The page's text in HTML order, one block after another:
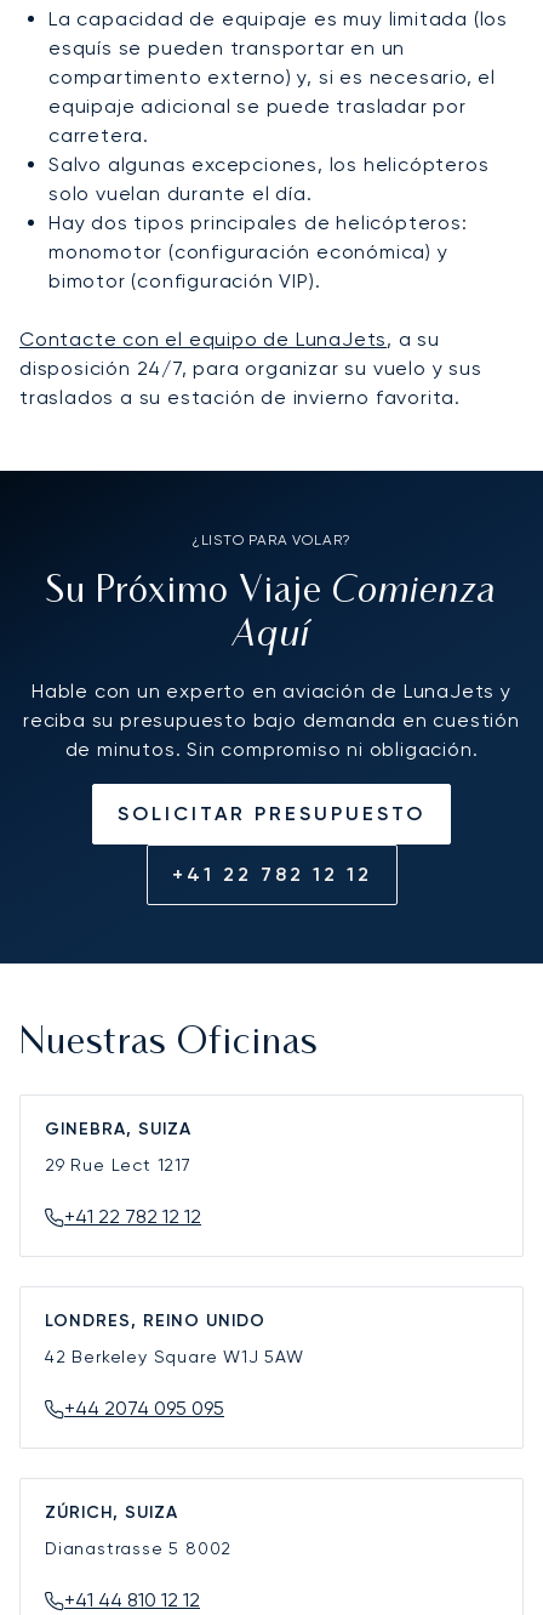
La capacidad de equipaje es muy limitada (los
esquís se pueden transportar en un
compartimento externo) y, si es necesario, el
equipaje adicional se puede trasladar por
carretera.
Salvo algunas excepciones, los helicópteros
solo vuelan durante el día.
Hay dos tipos principales de helicópteros:
monomotor (configuración económica) y
bimotor (configuración VIP).
Contacte con el equipo de LunaJets, a su
disposición 24/7, para organizar su vuelo y sus
traslados a su estación de invierno favorita.
¿LISTO PARA VOLAR?
Su Próximo Viaje Comienza
Aquí
Hable con un experto en aviación de LunaJets y
reciba su presupuesto bajo demanda en cuestión
de minutos. Sin compromiso ni obligación.
SOLICITAR PRESUPUESTO
+41 22 782 12 12
Nuestras Oficinas
GINEBRA, SUIZA
29 Rue Lect 1217
+41 22 782 12 12
LONDRES, REINO UNIDO
42 Berkeley SquareW1J 5AW
+44 2074 095 095
ZÚRICH, SUIZA
Dianastrasse 5 8002
+41 44 810 12 12